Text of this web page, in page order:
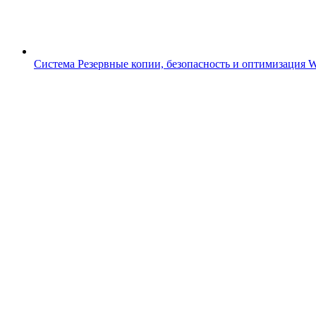
Система Резервные копии, безопасность и оптимизация